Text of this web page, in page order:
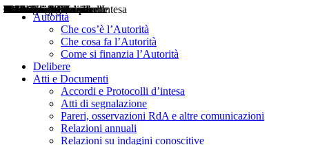
Autorità
Che cos’è l’Autorità
Che cosa fa l’Autorità
Come si finanzia l’Autorità
Delibere
Atti e Documenti
Accordi e Protocolli d’intesa
Atti di segnalazione
Pareri, osservazioni RdA e altre comunicazioni
Relazioni annuali
Relazioni su indagini conoscitive
Delibere
Pareri
Consultazioni
Audizioni
Atti di Segnalazione
Accordi e Protocolli d'Intesa
Relazioni annuali
Misure di regolazione
Notizie
Comunicati Stampa
Bollettini ART
Convegni ART
Interviste del Presidente
Articoli in primo piano
Interventi del Presidente
2004
2005
2010
2013
2014
2015
2016
2017
2018
2019
202
2020
2021
2022
2023
2024
2025
2026
Aereo
Marittimo
Terrestre